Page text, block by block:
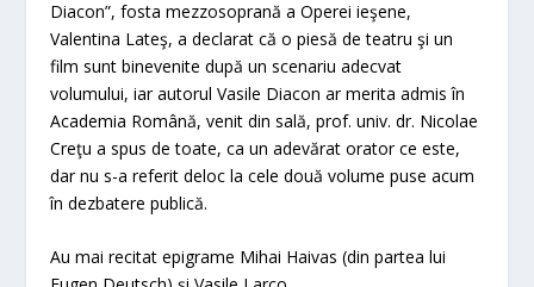
Diacon”, fosta mezzosoprană a Operei ieşene,
Valentina Lateş, a declarat că o piesă de teatru şi un
film sunt binevenite după un scenariu adecvat
volumului, iar autorul Vasile Diacon ar merita admis în
Academia Română, venit din sală, prof. univ. dr. Nicolae
Creţu a spus de toate, ca un adevărat orator ce este,
dar nu s-a referit deloc la cele două volume puse acum
în dezbatere publică.
Au mai recitat epigrame Mihai Haivas (din partea lui